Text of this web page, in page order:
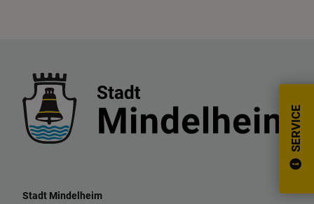
SERVICE
Stadt Mindelheim